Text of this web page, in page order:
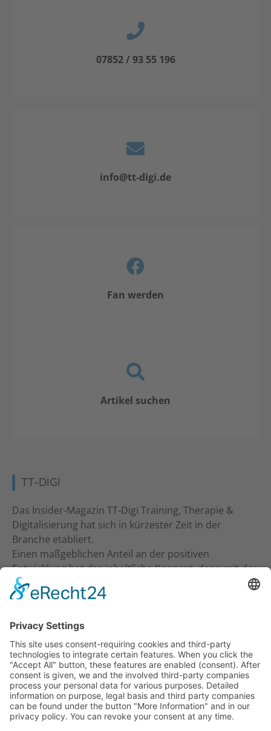
07852 / 93 55 196
info@tt-digi.de
Fan werden
Artikel suchen
TT-DIGI
Das Insider-Magazin TT-Digi Training, Therapie &
Digitalisierung hat sich in kürzester Zeit in der
Branche etabliert.
Einen maßgeblichen Anteil an der positiven
Entwicklung hat das inhaltliche Konzept, denn mit der
inhaltlichen Ansprache an Studio-Inhaber, Trainer &
Therapeuten wurde ein neuer Standard gesetzt. Ein
KONTAKT
Verlag für Prävention & Gesundheit GmbH
Waldseestraße 27
77731 Willstätt
Telefon: 07852 / 93 55 196